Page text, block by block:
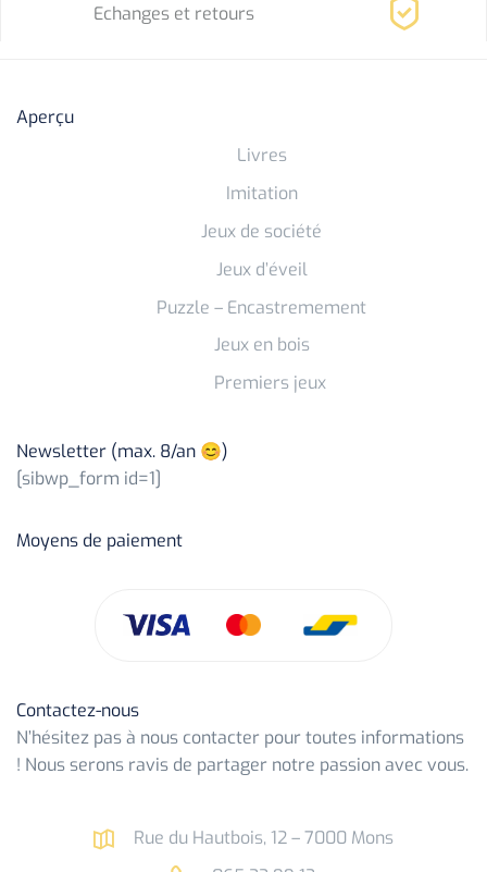
Echanges et retours
Aperçu
Livres
Imitation
Jeux de société
Jeux d’éveil
Puzzle – Encastremement
Jeux en bois
Premiers jeux
Newsletter (max. 8/an 😊)
[sibwp_form id=1]
Moyens de paiement
Contactez-nous
N’hésitez pas à nous contacter pour toutes informations
! Nous serons ravis de partager notre passion avec vous.
Rue du Hautbois, 12 – 7000 Mons